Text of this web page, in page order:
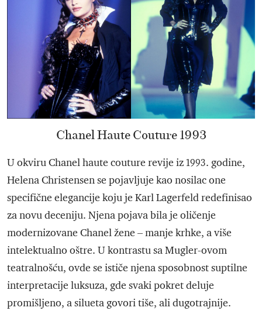
Chanel Haute Couture 1993
U okviru Chanel haute couture revije iz 1993. godine,
Helena Christensen se pojavljuje kao nosilac one
specifične elegancije koju je Karl Lagerfeld redefinisao
za novu deceniju. Njena pojava bila je oličenje
modernizovane Chanel žene – manje krhke, a više
intelektualno oštre. U kontrastu sa Mugler-ovom
teatralnošću, ovde se ističe njena sposobnost suptilne
interpretacije luksuza, gde svaki pokret deluje
promišljeno, a silueta govori tiše, ali dugotrajnije.